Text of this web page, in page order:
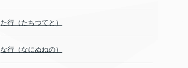
た行（たちつてと）
な行（なにぬねの）